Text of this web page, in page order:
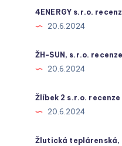
4ENERGY s.r.o.
20.6.2024
ŽH-SUN, s.r.o.
20.6.2024
Žlíbek 2 s.r.o.
20.6.2024
Žlutická teplárenská,